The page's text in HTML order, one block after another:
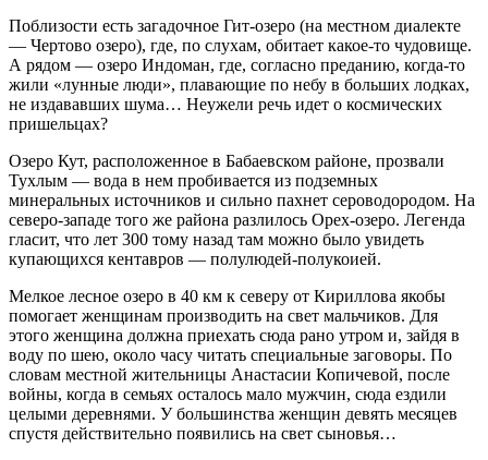
Поблизости есть загадочное Гит-озеро (на местном диалекте
— Чертово озеро), где, по слухам, обитает какое-то чудовище.
А рядом — озеро Индоман, где, согласно преданию, когда-то
жили «лунные люди», плавающие по небу в больших лодках,
не издававших шума… Неужели речь идет о космических
пришельцах?
Озеро Кут, расположенное в Бабаевском районе, прозвали
Тухлым — вода в нем пробивается из подземных
минеральных источников и сильно пахнет сероводородом. На
северо-западе того же района разлилось Орех-озеро. Легенда
гласит, что лет 300 тому назад там можно было увидеть
купающихся кентавров — полулюдей-полукоией.
Мелкое лесное озеро в 40 км к северу от Кириллова якобы
помогает женщинам производить на свет мальчиков. Для
этого женщина должна приехать сюда рано утром и, зайдя в
воду по шею, около часу читать специальные заговоры. По
словам местной жительницы Анастасии Копичевой, после
войны, когда в семьях осталось мало мужчин, сюда ездили
целыми деревнями. У большинства женщин девять месяцев
спустя действительно появились на свет сыновья…